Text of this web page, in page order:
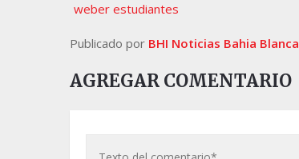
weber estudiantes
Publicado por BHI Noticias Bahia Blanca
AGREGAR COMENTARIO